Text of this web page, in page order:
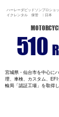
ハーレーダビッドソンプロシ
イクレンタル 保管 | 日本
510
宮城県・仙台市を中心に
理、車検、カスタム、EFI
輸局「認証工場」を取得